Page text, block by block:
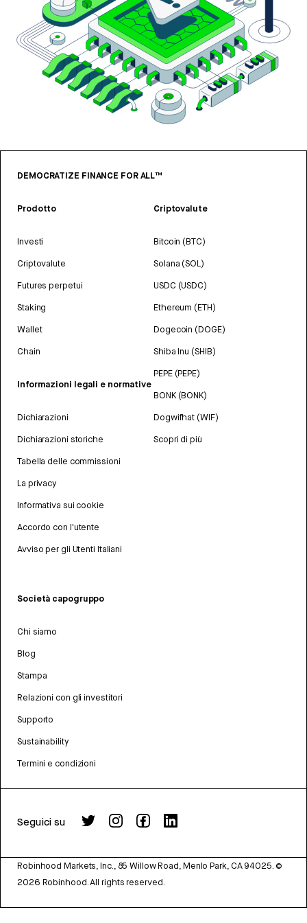
DEMOCRATIZE FINANCE FOR ALL™
Prodotto
Investi
Criptovalute
Futures perpetui
Staking
Wallet
Chain
Informazioni legali e normative
Dichiarazioni
Dichiarazioni storiche
Tabella delle commissioni
La privacy
Informativa sui cookie
Accordo con l'utente
Avviso per gli Utenti Italiani
Criptovalute
Bitcoin (BTC)
Solana (SOL)
USDC (USDC)
Ethereum (ETH)
Dogecoin (DOGE)
Shiba Inu (SHIB)
PEPE (PEPE)
BONK (BONK)
Dogwifhat (WIF)
Scopri di più
Società capogruppo
Chi siamo
Blog
Stampa
Relazioni con gli investitori
Supporto
Sustainability
Termini e condizioni
Seguici su
Robinhood Markets, Inc., 85 Willow Road, Menlo Park, CA 94025. ©
2026 Robinhood. All rights reserved.